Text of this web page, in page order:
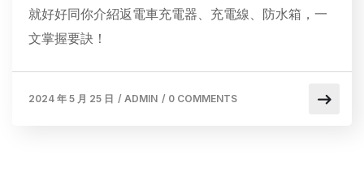
就好好同你介紹返電車充電器、充電線、防水箱，一
文掌握要訣！
2024 年 5 月 25 日 / ADMIN / 0 COMMENTS